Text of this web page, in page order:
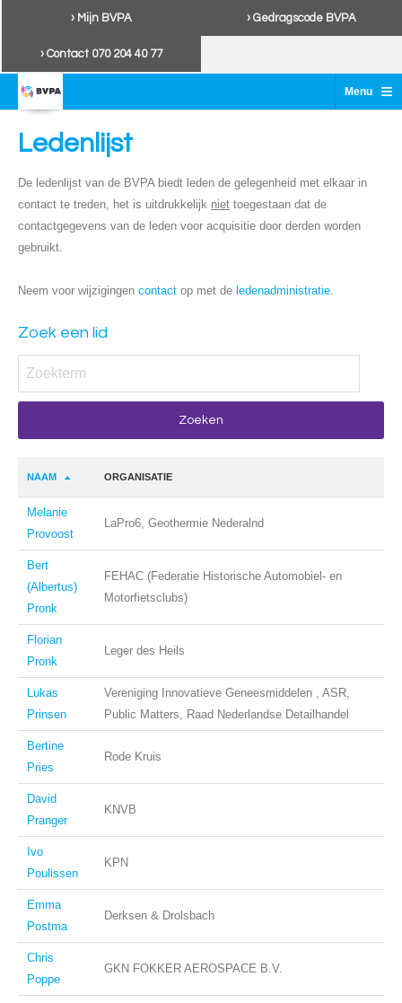
› Mijn BVPA › Gedragscode BVPA
› Contact 070 204 40 77
Menu ≡
Ledenlijst
De ledenlijst van de BVPA biedt leden de gelegenheid met elkaar in
contact te treden, het is uitdrukkelijk niet toegestaan dat de
contactgegevens van de leden voor acquisitie door derden worden
gebruikt.
Neem voor wijzigingen contact op met de ledenadministratie.
Zoek een lid
NAAM ORGANISATIE
Melanie
Provoost
LaPro6, Geothermie Nederalnd
Bert
(Albertus)
Pronk
FEHAC (Federatie Historische Automobiel- en
Motorfietsclubs)
Florian
Pronk
Leger des Heils
Lukas
Prinsen
Vereniging Innovatieve Geneesmiddelen , ASR,
Public Matters, Raad Nederlandse Detailhandel
Bertine
Pries
Rode Kruis
David
Pranger
KNVB
Ivo
Poulissen
KPN
Emma
Postma
Derksen & Drolsbach
Chris
Poppe
GKN FOKKER AEROSPACE B.V.